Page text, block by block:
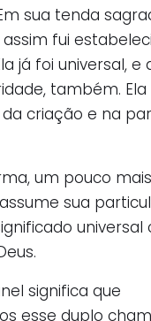
sua tenda
fui
já foi universal,
também.
da criação e na
um pouco
sua
universal
significa que
esse duplo